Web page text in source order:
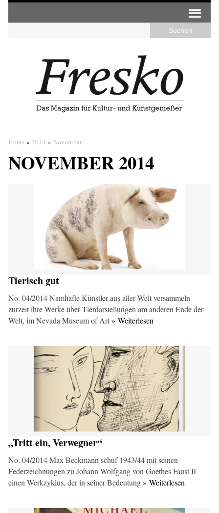
Home » 2014 » November
NOVEMBER 2014
Tierisch gut
No. 04/2014 Namhafte Künstler aus aller Welt versammeln
zurzeit ihre Werke über Tierdarstellungen am anderen Ende der
Welt, im Nevada Museum of Art» Weiterlesen
„Tritt ein, Verwegner“
No. 04/2014 Max Beckmann schuf 1943/44 mit seinen
Federzeichnungen zu Johann Wolfgang von Goethes Faust II
einen Werkzyklus, der in seiner Bedeutung» Weiterlesen